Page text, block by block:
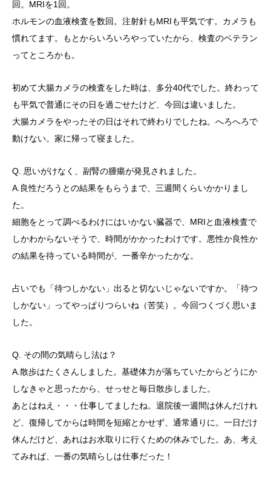
回。MRIを1回。
ホルモンの血液検査を数回。注射針もMRIも平気です。カメラも
慣れてます。もとからいろいろやっていたから、検査のベテラン
ってところかも。
初めて大腸カメラの検査をした時は、多分40代でした。終わって
も平気で普通にその日を過ごせたけど、今回は違いました。
大腸カメラをやったその日はそれで終わりでしたね。へろへろで
動けない。家に帰って寝ました。
Q. 思いがけなく、副腎の腫瘍が発見されました。
A.良性だろうとの結果をもらうまで、三週間くらいかかりまし
た。
細胞をとって調べるわけにはいかない臓器で、MRIと血液検査で
しかわからないそうで、時間がかかったわけです。悪性か良性か
の結果を待っている時間が、一番辛かったかな。
占いでも「待つしかない」出ると切ないじゃないですか。「待つ
しかない」ってやっぱりつらいね（苦笑）。今回つくづく思いま
した。
Q. その間の気晴らし法は？
A.散歩はたくさんしました。基礎体力が落ちていたからどうにか
しなきゃと思ったから、せっせと毎日散歩しました。
あとはねえ・・・仕事してましたね。退院後一週間は休んだけれ
ど、復帰してからは時間を短縮とかせず、通常通りに。一日だけ
休んだけど、あれはお水取りに行くための休みでした。あ、考え
てみれば、一番の気晴らしは仕事だった！